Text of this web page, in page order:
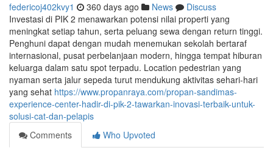
federicoj402kvy1 360 days ago News
Discuss
Investasi di PIK 2 menawarkan potensi nilai properti yang
meningkat setiap tahun, serta peluang sewa dengan return tinggi.
Penghuni dapat dengan mudah menemukan sekolah bertaraf
internasional, pusat perbelanjaan modern, hingga tempat hiburan
keluarga dalam satu spot terpadu. Location pedestrian yang
nyaman serta jalur sepeda turut mendukung aktivitas sehari-hari
yang sehat https://www.propanraya.com/propan-sandimas-
experience-center-hadir-di-pik-2-tawarkan-inovasi-terbaik-untuk-
solusi-cat-dan-pelapis
Comments
Who Upvoted